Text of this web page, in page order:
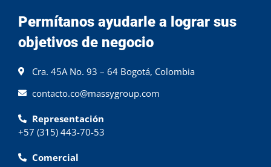
Permítanos ayudarle a lograr sus
objetivos de negocio
Cra. 45A No. 93 – 64 Bogotá, Colombia
contacto.co@massygroup.com
Representación
+57 (315) 443-70-53
Comercial